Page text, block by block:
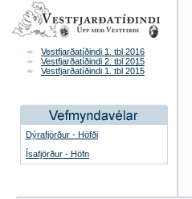
Vestfjarðatíðindi 1. tbl 2016
Vestfjarðatíðindi 2. tbl 2015
Vestfjarðatíðindi 1. tbl 2015
Dýrafjörður - Höfði
Ísafjörður - Höfn